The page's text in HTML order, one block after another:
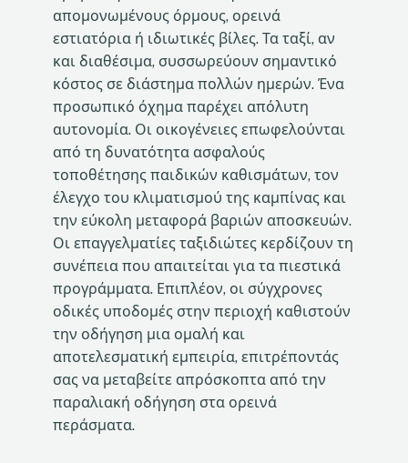
απομονωμένους όρμους, ορεινά
εστιατόρια ή ιδιωτικές βίλες. Τα ταξί, αν
και διαθέσιμα, συσσωρεύουν σημαντικό
κόστος σε διάστημα πολλών ημερών. Ένα
προσωπικό όχημα παρέχει απόλυτη
αυτονομία. Οι οικογένειες επωφελούνται
από τη δυνατότητα ασφαλούς
τοποθέτησης παιδικών καθισμάτων, τον
έλεγχο του κλιματισμού της καμπίνας και
την εύκολη μεταφορά βαριών αποσκευών.
Οι επαγγελματίες ταξιδιώτες κερδίζουν τη
συνέπεια που απαιτείται για τα πιεστικά
προγράμματα. Επιπλέον, οι σύγχρονες
οδικές υποδομές στην περιοχή καθιστούν
την οδήγηση μια ομαλή και
αποτελεσματική εμπειρία, επιτρέποντάς
σας να μεταβείτε απρόσκοπτα από την
παραλιακή οδήγηση στα ορεινά
περάσματα.